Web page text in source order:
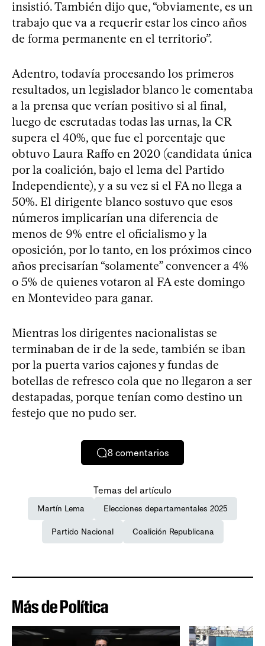
insistió. También dijo que, “obviamente, es un
trabajo que va a requerir estar los cinco años
de forma permanente en el territorio”.
Adentro, todavía procesando los primeros
resultados, un legislador blanco le comentaba
a la prensa que verían positivo si al final,
luego de escrutadas todas las urnas, la CR
supera el 40%, que fue el porcentaje que
obtuvo Laura Raffo en 2020 (candidata única
por la coalición, bajo el lema del Partido
Independiente), y a su vez si el FA no llega a
50%. El dirigente blanco sostuvo que esos
números implicarían una diferencia de
menos de 9% entre el oficialismo y la
oposición, por lo tanto, en los próximos cinco
años precisarían “solamente” convencer a 4%
o 5% de quienes votaron al FA este domingo
en Montevideo para ganar.
Mientras los dirigentes nacionalistas se
terminaban de ir de la sede, también se iban
por la puerta varios cajones y fundas de
botellas de refresco cola que no llegaron a ser
destapadas, porque tenían como destino un
festejo que no pudo ser.
8 comentarios
Temas del artículo
Martín Lema Elecciones departamentales 2025
Partido Nacional Coalición Republicana
Más de Política